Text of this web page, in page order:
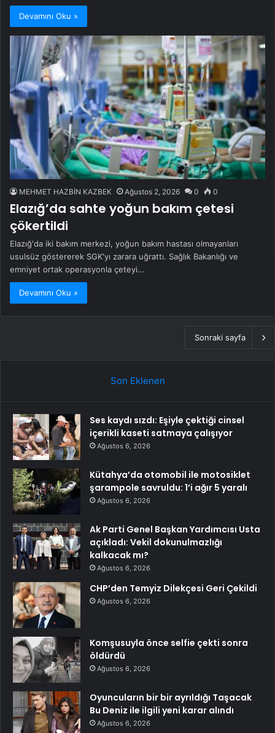
Devamını Oku »
MEHMET HAZBİN KAZBEK Ağustos 2, 2026 0 0
Elazığ’da sahte yoğun bakım çetesi
çökertildi
Elazığ'da iki bakım merkezi, yoğun bakım hastası olmayanları
usulsüz göstererek SGK'yı zarara uğrattı. Sağlık Bakanlığı ve
emniyet ortak operasyonla çeteyi…
Devamını Oku »
Sonraki sayfa
Son Eklenen
Ses kaydı sızdı: Eşiyle çektiği cinsel
içerikli kaseti satmaya çalışıyor
Ağustos 6, 2026
Kütahya’da otomobil ile motosiklet
şarampole savruldu: 1’i ağır 5 yaralı
Ağustos 6, 2026
Ak Parti Genel Başkan Yardımcısı Usta
açıkladı: Vekil dokunulmazlığı
kalkacak mı?
Ağustos 6, 2026
CHP’den Temyiz Dilekçesi Geri Çekildi
Ağustos 6, 2026
Komşusuyla önce selfie çekti sonra
öldürdü
Ağustos 6, 2026
Oyuncuların bir bir ayrıldığı Taşacak
Bu Deniz ile ilgili yeni karar alındı
Ağustos 6, 2026